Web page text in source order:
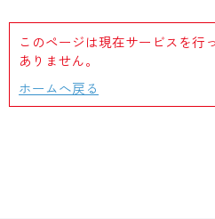
このページは現在サービスを行
ありません。
ホームへ戻る